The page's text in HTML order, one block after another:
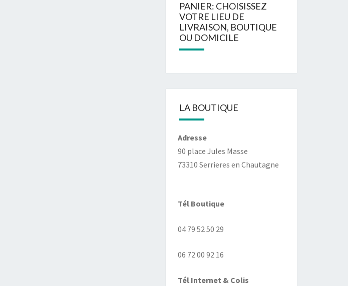
PANIER: CHOISISSEZ
VOTRE LIEU DE
LIVRAISON, BOUTIQUE
OU DOMICILE
LA BOUTIQUE
Adresse
90 place Jules Masse
73310 Serrieres en Chautagne
Tél.Boutique
04 79 52 50 29
06 72 00 92 16
Tél.Internet & Colis